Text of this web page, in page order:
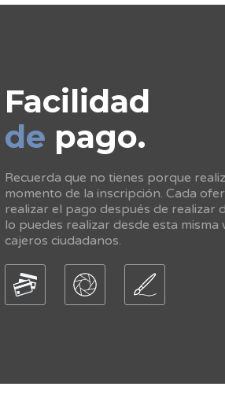
Facilidad
de pago.
Recuerda que no tienes porque
momento de la inscripción. Cada
realizar el pago después de realizar
lo puedes realizar desde esta misma
cajeros ciudadanos.